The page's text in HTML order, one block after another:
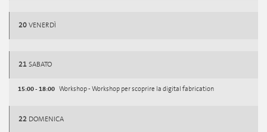
20 VENERDÌ
21 SABATO
15:00 - 18:00 Workshop - Workshop per scoprire la digital fabrication
22 DOMENICA